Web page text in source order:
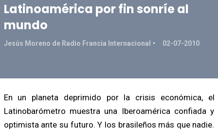
Latinoamérica por fin sonríe al
mundo
Jesús Moreno de Radio Francia Internacional 02-07-2010
En un planeta deprimido por la crisis económica, el
Latinobarómetro muestra una Iberoamérica confiada y
optimista ante su futuro. Y los brasileños más que nadie.